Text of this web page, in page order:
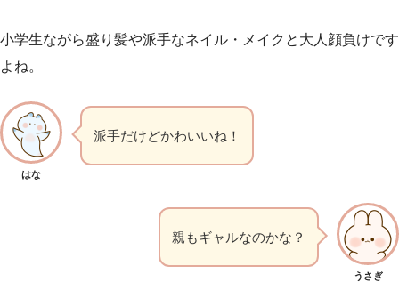
小学生ながら盛り髪や派手なネイル・メイクと大人顔負けです
よね。
はな
派手だけどかわいいね！
うさぎ
親もギャルなのかな？